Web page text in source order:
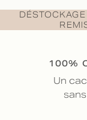
100%
Un